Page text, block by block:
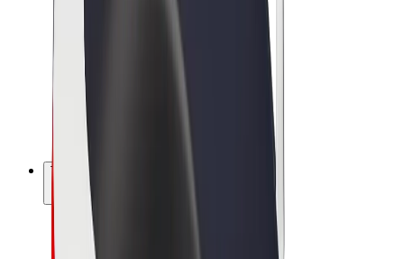
Bolt Drive
Bolt for Business
El-sykler
Bolt Pluss
Tjen med Bolt
Sjåfører
Sjåførinntekter